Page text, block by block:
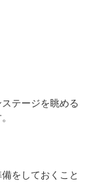
テージを眺める
をしておくこと